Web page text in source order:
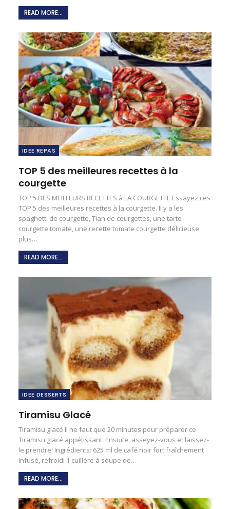
READ MORE...
IDEE REPAS
TOP 5 des meilleures recettes à la
courgette
TOP 5 DES MEILLEURS RECETTES à LA COURGETTE Essayez ces
TOP 5 des meilleures recettes à la courgette. Il y a les
spaghetti de courgette, Tian de courgettes, une tarte
courgette tomate, une recette tomate courgette délicieuse
plus…
READ MORE...
IDEE DESSERTS
Tiramisu Glacé
Tiramisu glacé Il ne faut que 20 minutes pour préparer ce
Tiramisu glacé appétissant. Ensuite, asseyez-vous et laissez-
le prendre! Ingrédients: 625 ml de café noir fort fraîchement
infusé, refroidi 1 cuillère à soupe de…
READ MORE...